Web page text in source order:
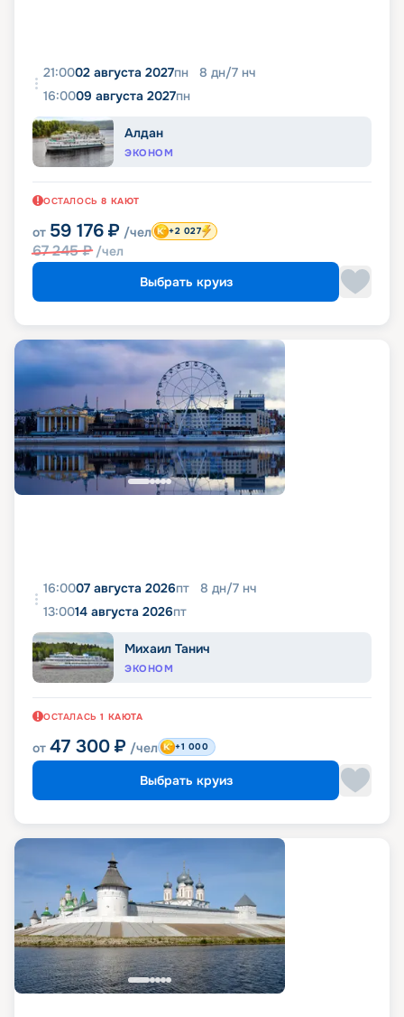
21:0002 августа 2027пн 8 дн/7 нч
16:0009 августа 2027пн
Алдан
ЭКОНОМ
ОСТАЛОСЬ 8 КАЮТ
от 59 176 ₽ /чел
67 245₽ /чел
+2 027
Выбрать круиз
16:0007 августа 2026пт 8 дн/7 нч
13:0014 августа 2026пт
Михаил Танич
ЭКОНОМ
ОСТАЛАСЬ 1 КАЮТА
от 47 300 ₽ /чел +1 000
Выбрать круиз